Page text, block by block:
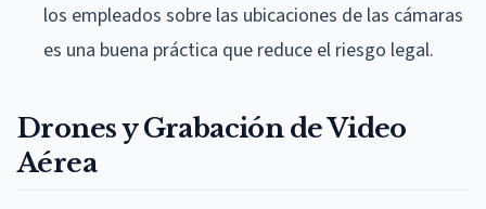
los empleados sobre las ubicaciones de las cámaras
es una buena práctica que reduce el riesgo legal.
Drones y Grabación de Video
Aérea